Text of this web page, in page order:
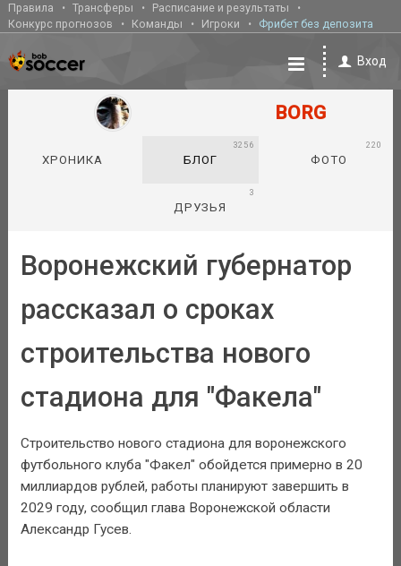
Правила Трансферы
Расписание и результаты
Конкурс прогнозов
Команды Игроки Фрибет без депозита
Вход
BORG
ХРОНИКА БЛОГ
3256
ФОТО
220
ДРУЗЬЯ
3
Воронежский губернатор
рассказал о сроках
строительства нового
стадиона для "Факела"
Строительство нового стадиона для воронежского
футбольного клуба "Факел" обойдется примерно в 20
миллиардов рублей, работы планируют завершить в
2029 году, сообщил глава Воронежской области
Александр Гусев.